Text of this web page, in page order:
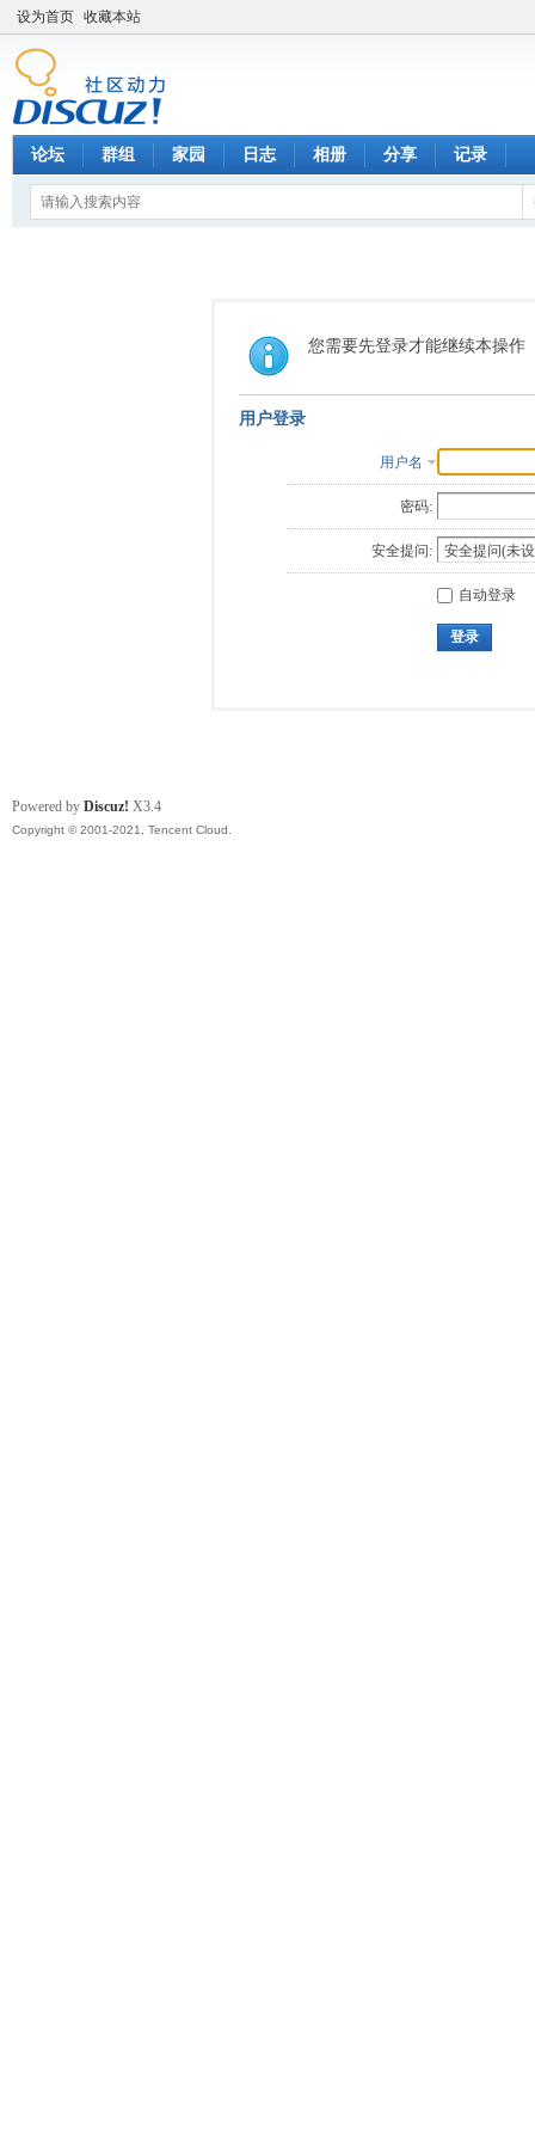
设为首页 收藏本站
论坛 群组 家园 日志 相册 分享 记录
您需要先登录才能继续本操作
用户登录
用户名
密码:
安全提问:
自动登录
登录
Powered by Discuz! X3.4
Copyright © 2001-2021, Tencent Cloud.